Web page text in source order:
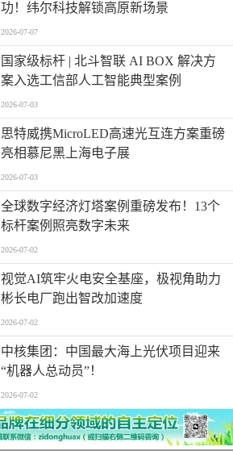
功！纬尔科技解锁高原新场景
2026-07-07
国家级标杆 | 北斗智联 AI BOX 解决方
案入选工信部人工智能典型案例
2026-07-03
思特威携MicroLED高速光互连方案重磅
亮相慕尼黑上海电子展
2026-07-03
全球数字经济灯塔案例重磅发布！13个
标杆案例照亮数字未来
2026-07-02
视觉AI筑牢火电安全基座，极视角助力
彬长电厂跑出智改加速度
2026-07-02
中核集团：中国最大海上光伏项目迎来
“机器人总动员”！
2026-07-02